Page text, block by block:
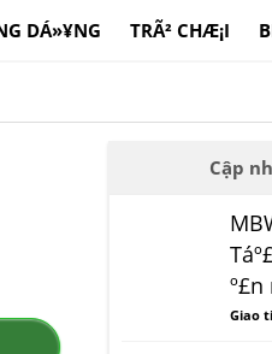
DÁ»¥NG TRÃ² CHÆ¡I
Cập
º£n
Giao